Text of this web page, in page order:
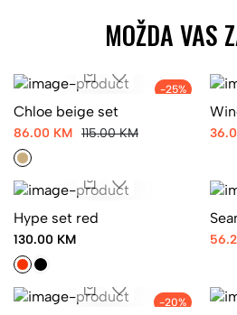
MOŽDA VAS
-25%
Chloe beige set
86.00 KM 115.00 KM
Hype set red
130.00 KM
-20%